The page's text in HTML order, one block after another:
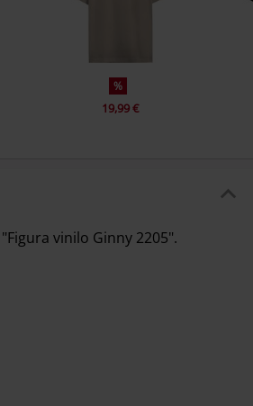
%
19,99 €
vinilo Ginny 2205".